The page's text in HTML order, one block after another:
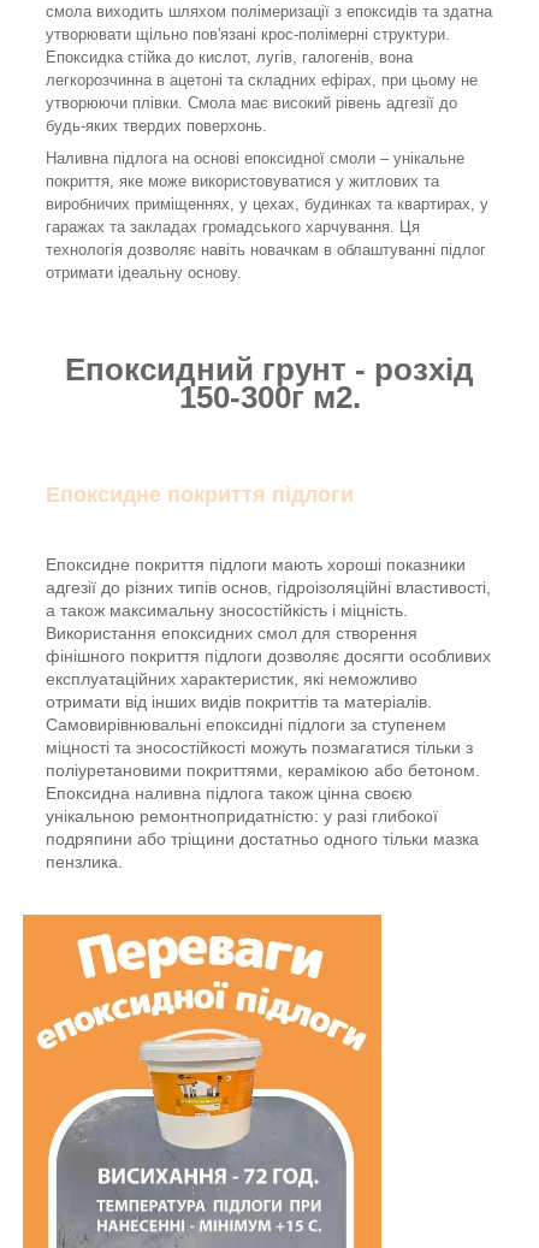
смола виходить шляхом полімеризації з епоксидів та здатна
утворювати щільно пов'язані крос-полімерні структури.
Епоксидка стійка до кислот, лугів, галогенів, вона
легкорозчинна в ацетоні та складних ефірах, при цьому не
утворюючи плівки. Смола має високий рівень адгезії до
будь-яких твердих поверхонь.
Наливна підлога на основі епоксидної смоли – унікальне
покриття, яке може використовуватися у житлових та
виробничих приміщеннях, у цехах, будинках та квартирах, у
гаражах та закладах громадського харчування. Ця
технологія дозволяє навіть новачкам в облаштуванні підлог
отримати ідеальну основу.
Епоксидний грунт - розхід
150-300г м2.
Епоксидне покриття підлоги
Епоксидне покриття підлоги мають хороші показники
адгезії до різних типів основ, гідроізоляційні властивості,
а також максимальну зносостійкість і міцність.
Використання епоксидних смол для створення
фінішного покриття підлоги дозволяє досягти особливих
експлуатаційних характеристик, які неможливо
отримати від інших видів покриттів та матеріалів.
Самовирівнювальні епоксидні підлоги за ступенем
міцності та зносостійкості можуть позмагатися тільки з
поліуретановими покриттями, керамікою або бетоном.
Епоксидна наливна підлога також цінна своєю
унікальною ремонтнопридатністю: у разі глибокої
подряпини або тріщини достатньо одного тільки мазка
пензлика.